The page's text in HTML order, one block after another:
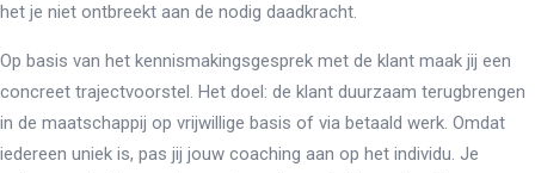
het je niet ontbreekt aan de nodig daadkracht.
Op basis van het kennismakingsgesprek met de klant maak jij een
concreet trajectvoorstel. Het doel: de klant duurzaam terugbrengen
in de maatschappij op vrijwillige basis of via betaald werk. Omdat
iedereen uniek is, pas jij jouw coaching aan op het individu. Je